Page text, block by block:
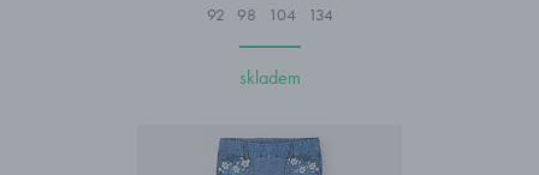
92 98 104 134
skladem